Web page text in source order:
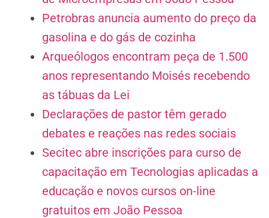
Petrobras anuncia aumento do preço da
gasolina e do gás de cozinha
Arqueólogos encontram peça de 1.500
anos representando Moisés recebendo
as tábuas da Lei
Declarações de pastor têm gerado
debates e reações nas redes sociais
Secitec abre inscrições para curso de
capacitação em Tecnologias aplicadas a
educação e novos cursos on-line
gratuitos em João Pessoa